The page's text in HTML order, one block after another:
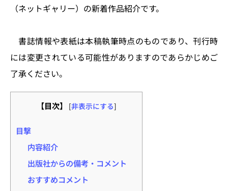
（ネットギャリー）の新着作品紹介です。
書誌情報や表紙は本稿執筆時点のものであり、刊行時
には変更されている可能性がありますのであらかじめご
了承ください。
【目次】 [非表示にする]
目撃
内容紹介
出版社からの備考・コメント
おすすめコメント